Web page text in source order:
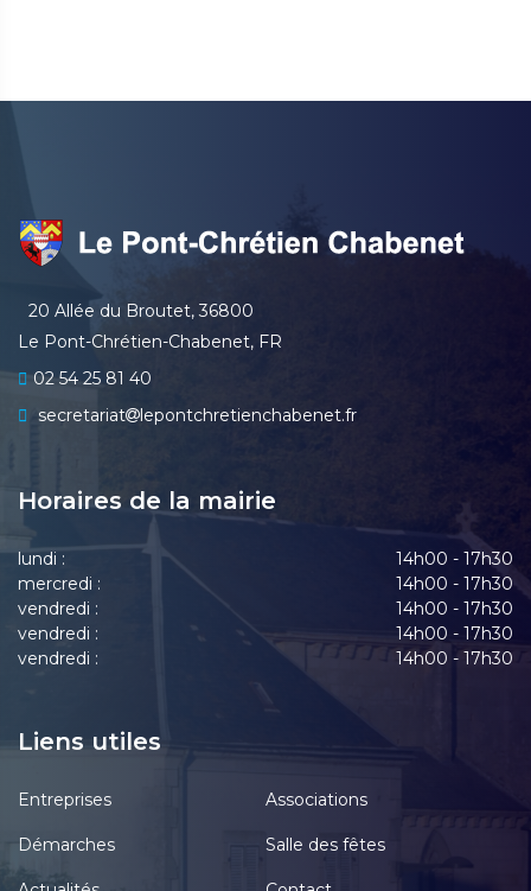
20 Allée du Broutet, 36800
Le Pont-Chrétien-Chabenet, FR
02 54 25 81 40
secretariat
lepontchretienchabenet.fr
Horaires de la mairie
lundi :
14h00 - 17h30
mercredi :
14h00 - 17h30
vendredi :
14h00 - 17h30
vendredi :
14h00 - 17h30
vendredi :
14h00 - 17h30
Liens utiles
Entreprises Associations
Démarches Salle des fêtes